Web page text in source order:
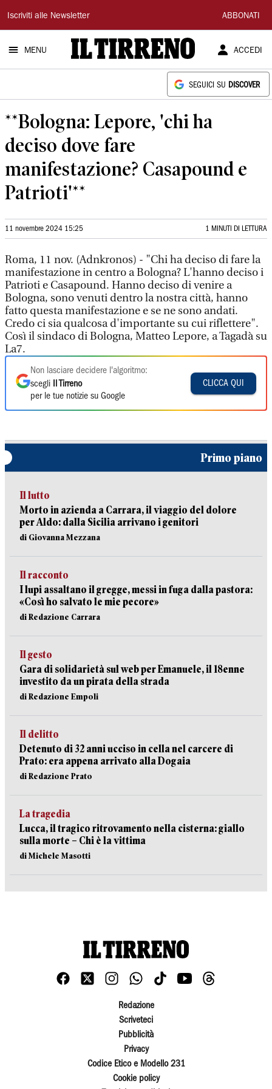
Il
Tirreno
Iscriviti alle Newsletter ABBONATI
MENU ACCEDI
SEGUICI SU DISCOVER
**Bologna: Lepore, 'chi ha
deciso dove fare
manifestazione? Casapound e
Patrioti'**
11 novembre 2024 15:25 1 MINUTI DI LETTURA
Roma, 11 nov. (Adnkronos) - "Chi ha deciso di fare la
manifestazione in centro a Bologna? L'hanno deciso i
Patrioti e Casapound. Hanno deciso di venire a
Bologna, sono venuti dentro la nostra città, hanno
fatto questa manifestazione e se ne sono andati.
Credo ci sia qualcosa d'importante su cui riflettere".
Così il sindaco di Bologna, Matteo Lepore, a Tagadà su
La7.
Non lasciare decidere l'algoritmo:
scegli
Il Tirreno
per le tue notizie su Google
CLICCA QUI
Primo piano
Il lutto
Morto in azienda a Carrara, il viaggio del dolore
per Aldo: dalla Sicilia arrivano i genitori
di Giovanna Mezzana
Il racconto
I lupi assaltano il gregge, messi in fuga dalla pastora:
«Così ho salvato le mie pecore»
di Redazione Carrara
Il gesto
Gara di solidarietà sul web per Emanuele, il 18enne
investito da un pirata della strada
di Redazione Empoli
Il delitto
Detenuto di 32 anni ucciso in cella nel carcere di
Prato: era appena arrivato alla Dogaia
di Redazione Prato
La tragedia
Lucca, il tragico ritrovamento nella cisterna: giallo
sulla morte – Chi è la vittima
di Michele Masotti
Redazione
Scriveteci
Pubblicità
Privacy
Codice Etico e Modello 231
Cookie policy